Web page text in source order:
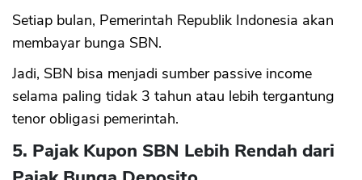
Setiap bulan, Pemerintah Republik Indonesia akan
membayar bunga SBN.
Jadi, SBN bisa menjadi sumber passive income
selama paling tidak 3 tahun atau lebih tergantung
tenor obligasi pemerintah.
5. Pajak Kupon SBN Lebih Rendah dari